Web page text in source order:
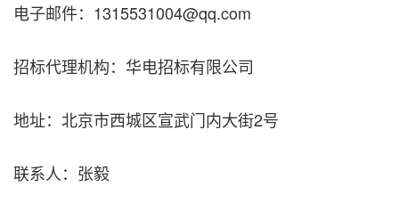
电子邮件：1315531004@qq.com
招标代理机构：华电招标有限公司
地址：北京市西城区宣武门内大街2号
联系人：张毅